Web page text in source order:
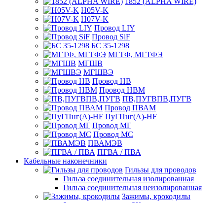
H05V-K
H07V-K
Провод LIY
Провод SiF
БС 35-1298
МГТФ, МГТФЭ
МГШВ
МГШВЭ
Провод НВ
Провод НВМ
ПВ,ПУГВПВ,ПУГВ
Провод ПВАМ
ПуГПнг(A)-HF
Провод МГ
Провод МС
ПВАМЭВ
ПГВА / ПВА
Кабельные наконечники
Гильзы для проводов
Гильза соединительная изолированная
Гильза соединительная неизолированная
Зажимы, крокодилы